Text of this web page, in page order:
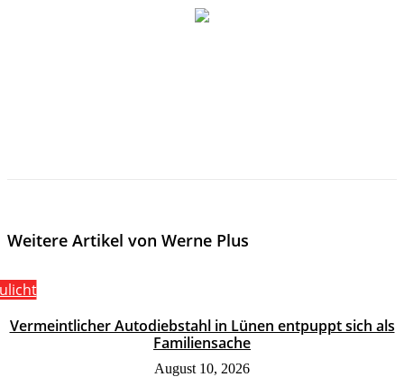
Weitere Artikel von Werne Plus
Vermeintlicher Autodiebstahl in Lünen entpuppt sich als
Familiensache
August 10, 2026